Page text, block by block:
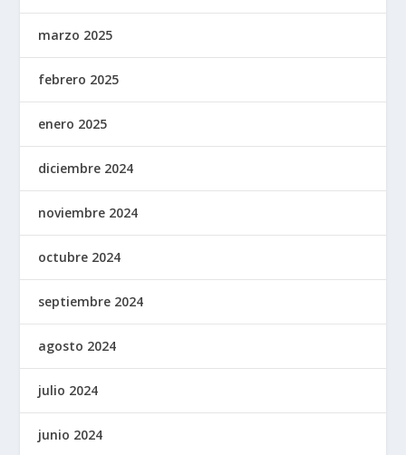
marzo 2025
febrero 2025
enero 2025
diciembre 2024
noviembre 2024
octubre 2024
septiembre 2024
agosto 2024
julio 2024
junio 2024